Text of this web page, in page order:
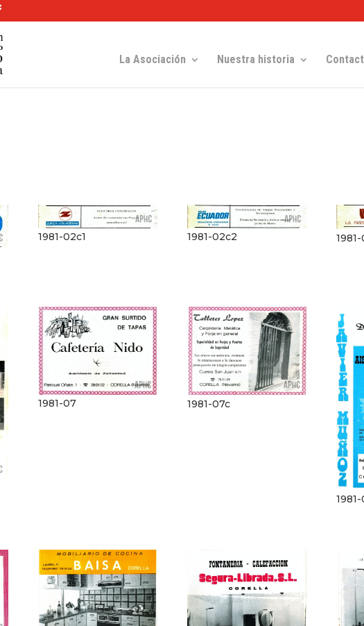
La Asociación Nuestra historia
1981-02c1 1981-02c2
1981-07 1981-07c